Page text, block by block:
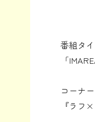
番組タ
「
コーナー
『ラフ